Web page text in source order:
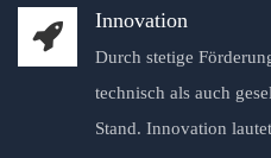
Innovation
Durch stetige
technisch als auch
Stand. Innovation